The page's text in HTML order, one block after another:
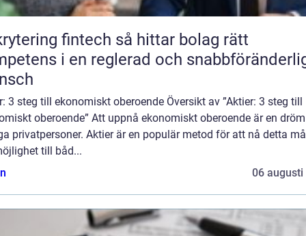
fintech så hittar bolag rätt
i en reglerad och
3 steg till ekonomiskt oberoende Översikt av ”Aktier: 3 steg till
oberoende” Att uppnå ekonomiskt oberoende är en
privatpersoner. Aktier är en populär metod för att nå detta
till båd...
06 augusti